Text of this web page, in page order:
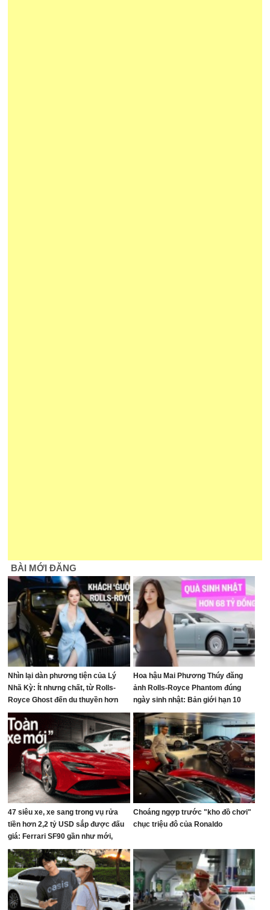
BÀI MỚI ĐĂNG
Nhìn lại dàn phương tiện của Lý
Nhã Kỳ: Ít nhưng chất, từ Rolls-
Royce Ghost đến du thuyền hơn
100 tỷ đồng
Hoa hậu Mai Phương Thúy đăng
ảnh Rolls-Royce Phantom đúng
ngày sinh nhật: Bản giới hạn 10
chiếc toàn cầu, giá quy đổi gần 68
tỷ đồng
47 siêu xe, xe sang trong vụ rửa
tiền hơn 2,2 tỷ USD sắp được đấu
giá: Ferrari SF90 gần như mới,
Rolls-Royce xếp hàng dài
Choáng ngợp trước "kho đồ chơi"
chục triệu đô của Ronaldo